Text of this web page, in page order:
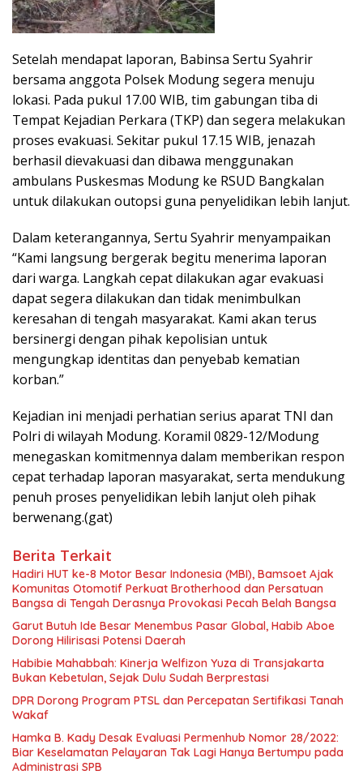
Setelah mendapat laporan, Babinsa Sertu Syahrir
bersama anggota Polsek Modung segera menuju
lokasi. Pada pukul 17.00 WIB, tim gabungan tiba di
Tempat Kejadian Perkara (TKP) dan segera melakukan
proses evakuasi. Sekitar pukul 17.15 WIB, jenazah
berhasil dievakuasi dan dibawa menggunakan
ambulans Puskesmas Modung ke RSUD Bangkalan
untuk dilakukan outopsi guna penyelidikan lebih lanjut.
Dalam keterangannya, Sertu Syahrir menyampaikan
“Kami langsung bergerak begitu menerima laporan
dari warga. Langkah cepat dilakukan agar evakuasi
dapat segera dilakukan dan tidak menimbulkan
keresahan di tengah masyarakat. Kami akan terus
bersinergi dengan pihak kepolisian untuk
mengungkap identitas dan penyebab kematian
korban.”
Kejadian ini menjadi perhatian serius aparat TNI dan
Polri di wilayah Modung. Koramil 0829-12/Modung
menegaskan komitmennya dalam memberikan respon
cepat terhadap laporan masyarakat, serta mendukung
penuh proses penyelidikan lebih lanjut oleh pihak
berwenang.(gat)
Berita Terkait
Hadiri HUT ke-8 Motor Besar Indonesia (MBI), Bamsoet Ajak
Komunitas Otomotif Perkuat Brotherhood dan Persatuan
Bangsa di Tengah Derasnya Provokasi Pecah Belah Bangsa
Garut Butuh Ide Besar Menembus Pasar Global, Habib Aboe
Dorong Hilirisasi Potensi Daerah
Habibie Mahabbah: Kinerja Welfizon Yuza di Transjakarta
Bukan Kebetulan, Sejak Dulu Sudah Berprestasi
DPR Dorong Program PTSL dan Percepatan Sertifikasi Tanah
Wakaf
Hamka B. Kady Desak Evaluasi Permenhub Nomor 28/2022:
Biar Keselamatan Pelayaran Tak Lagi Hanya Bertumpu pada
Administrasi SPB